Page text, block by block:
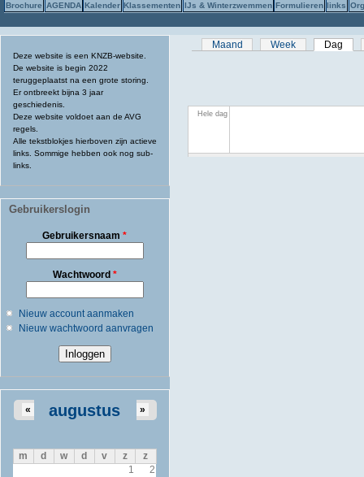
Brochure AGENDA Kalender Klassementen IJs & Winterzwemmen Formulieren links
Deze website is een KNZB-website.
De website is begin 2022
teruggeplaatst na een grote storing.
Er ontbreekt bijna 3 jaar
geschiedenis.
Deze website voldoet aan de AVG
regels.
Alle tekstblokjes hierboven zijn actieve
links. Sommige hebben ook nog sub-
links.
Gebruikerslogin
Gebruikersnaam*
Wachtwoord *
Nieuw account aanmaken
Nieuw wachtwoord aanvragen
augustus
« »
m d w d v z
z
1
2
Primaire tabs
Maand Week Dag
Hele dag